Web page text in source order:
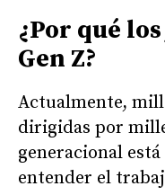
¿Por qué
Gen Z?
Actualmente,
dirigidas por
generacional
entender el